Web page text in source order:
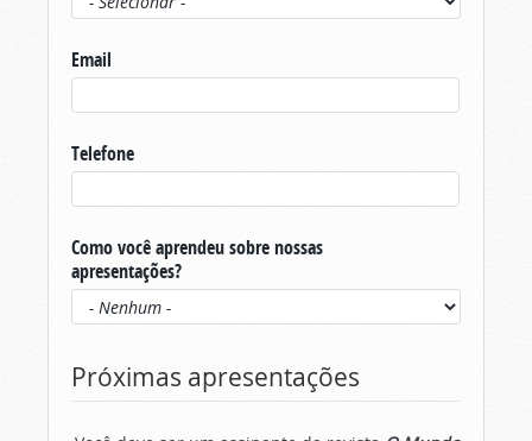
Email
Telefone
Como você aprendeu sobre nossas
apresentações?
Próximas apresentações